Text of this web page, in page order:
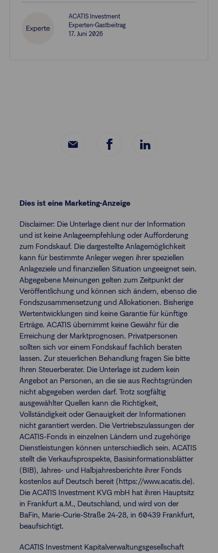
ACATIS Investment
Experten-Gastbeitrag
17. Juni 2026
Dies ist eine Marketing-Anzeige
Disclaimer: Die Unterlage dient nur der Information
und ist keine Anlageempfehlung oder Aufforderung
zum Fondskauf. Die dargestellte Anlagemöglichkeit
kann für bestimmte Anleger wegen ihrer speziellen
Anlageziele und finanziellen Situation ungeeignet sein.
Abgegebene Meinungen gelten zum Zeitpunkt der
Veröffentlichung und können sich ändern, ebenso die
Fondszusammensetzung und Allokationen. Bisherige
Wertentwicklungen sind keine Garantie für künftige
Erträge. ACATIS übernimmt keine Gewähr für die
Erreichung der Marktprognosen. Privatpersonen
sollten sich vor einem Fondskauf fachlich beraten
lassen. Zur steuerlichen Behandlung fragen Sie bitte
Ihren Steuerberater. Die Unterlage ist zudem kein
Angebot an Personen, an die sie aus Rechtsgründen
nicht abgegeben werden darf. Trotz sorgfältig
ausgewählter Quellen kann die Richtigkeit,
Vollständigkeit oder Genauigkeit der Informationen
nicht garantiert werden. Die Vertriebszulassungen der
ACATIS-Fonds in einzelnen Ländern und zugehörige
Dienstleistungen können unterschiedlich sein. ACATIS
stellt die Verkaufsprospekte, Basisinformationsblätter
(BIB), Jahres- und Halbjahresberichte ihrer Fonds
kostenlos auf Deutsch bereit (https://www.acatis.de).
Die ACATIS Investment KVG mbH hat ihren Hauptsitz
in Frankfurt a.M., Deutschland, und wird von der
BaFin, Marie-Curie-Straße 24-28, in 60439 Frankfurt,
beaufsichtigt.
ACATIS Investment Kapitalverwaltungsgesellschaft